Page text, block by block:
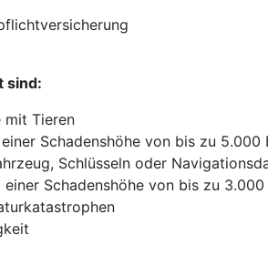
sind:
mit Tieren
Schadenshöhe von bis zu 5.000
Schlüsseln oder
einer Schadenshöhe von bis zu 3.000